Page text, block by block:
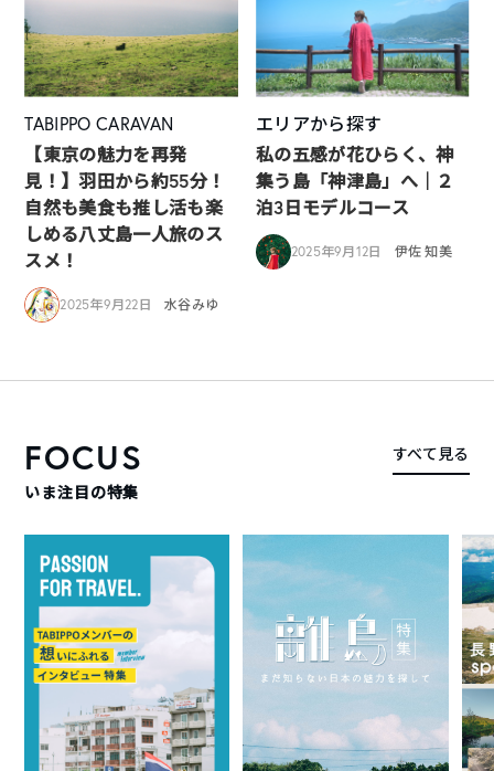
TABIPPO CARAVAN
【東京の魅力を再発
見！】羽田から約55分！
自然も美食も推し活も楽
しめる八丈島一人旅のス
スメ！
2025年9月22日 水谷みゆ
エリアから探す
私の五感が花ひらく、神
集う島「神津島」へ｜２
泊3日モデルコース
2025年9月12日 伊佐 知美
FOCUS
いま注目の特集
すべて見る